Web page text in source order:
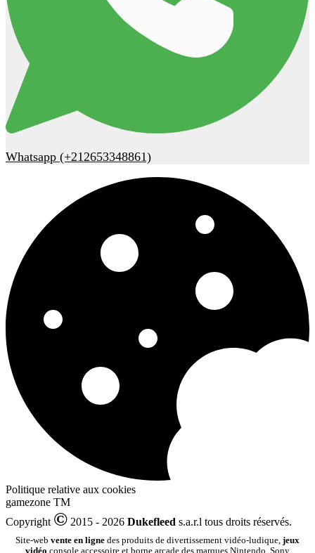
Whatsapp (+212653348861)
Politique relative aux cookies
gamezone TM
Copyright © 2015 - 2026 Dukefleed s.a.r.l tous droits réservés.
Site-web vente en ligne des produits de divertissement vidéo-ludique, jeux
vidéo console accessoire et borne arcade des marques Nintendo, Sony